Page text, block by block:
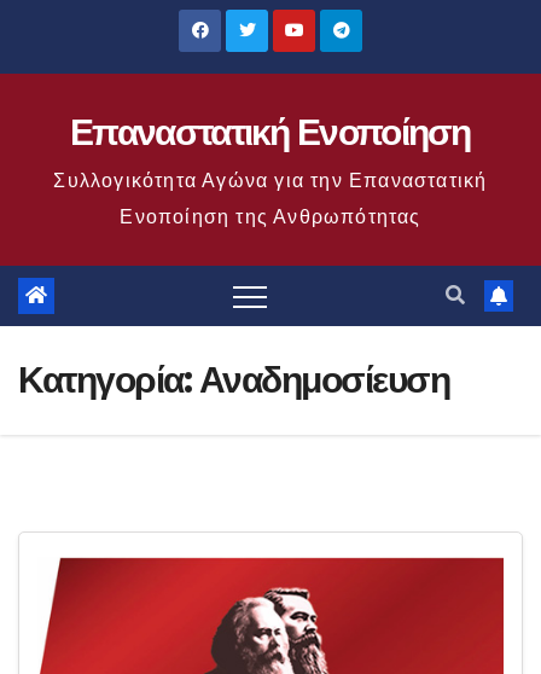
Επαναστατική Ενοποίηση
Συλλογικότητα Αγώνα για την Επαναστατική
Ενοποίηση της Ανθρωπότητας
Κατηγορία:Αναδημοσίευση